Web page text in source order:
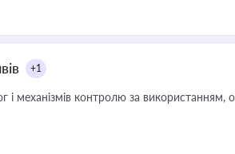
+1
і механізмів контролю за використанням,